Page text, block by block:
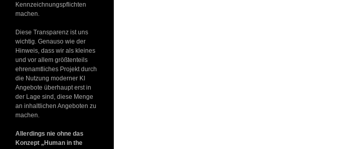
Kennzeichnungspflichten
machen.
Diese Transparenz ist uns
wichtig. Genauso wie der
Hinweis, dass wir als kleines
und vor allem größtenteils
ehrenamtliches Projekt durch
die Nutzung moderner KI
Angebote überhaupt erst in
der Lage sind, diese Menge
an inhaltlichen Angeboten zu
machen.
Allerdings nie ohne das
Konzept „Human in the